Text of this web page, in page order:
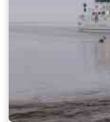
want deze is
waard. Er
rouwborden
licht en de
terp loop je